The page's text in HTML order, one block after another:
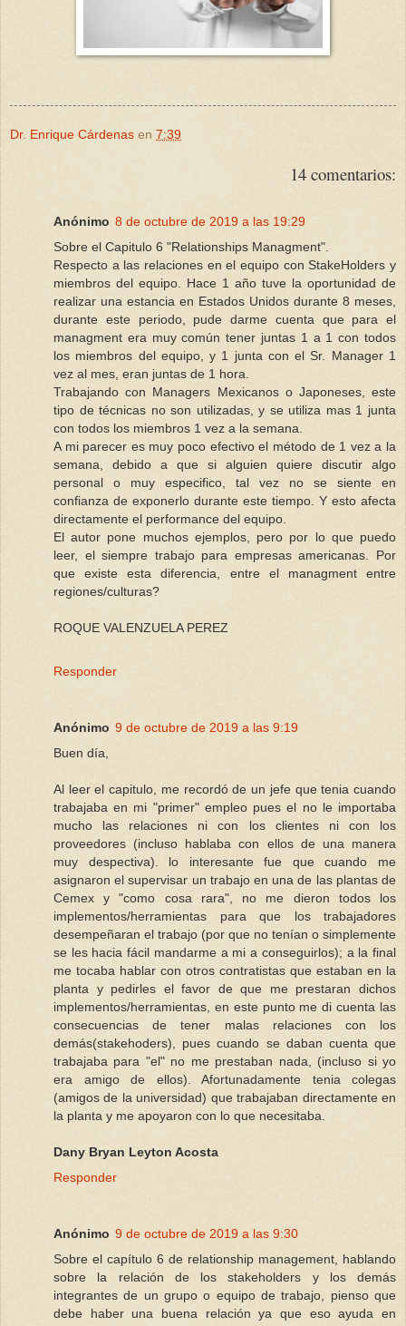
Dr. Enrique Cárdenas en 7:39
14 comentarios:
Anónimo 8 de octubre de 2019 a las 19:29
Sobre el Capitulo 6 "Relationships Managment".
Respecto a las relaciones en el equipo con StakeHolders y
miembros del equipo. Hace 1 año tuve la oportunidad de
realizar una estancia en Estados Unidos durante 8 meses,
durante este periodo, pude darme cuenta que para el
managment era muy común tener juntas 1 a 1 con todos
los miembros del equipo, y 1 junta con el Sr. Manager 1
vez al mes, eran juntas de 1 hora.
Trabajando con Managers Mexicanos o Japoneses, este
tipo de técnicas no son utilizadas, y se utiliza mas 1 junta
con todos los miembros 1 vez a la semana.
A mi parecer es muy poco efectivo el método de 1 vez a la
semana, debido a que si alguien quiere discutir algo
personal o muy especifico, tal vez no se siente en
confianza de exponerlo durante este tiempo. Y esto afecta
directamente el performance del equipo.
El autor pone muchos ejemplos, pero por lo que puedo
leer, el siempre trabajo para empresas americanas. Por
que existe esta diferencia, entre el managment entre
regiones/culturas?
ROQUE VALENZUELA PEREZ
Responder
Anónimo 9 de octubre de 2019 a las 9:19
Buen día,
Al leer el capitulo, me recordó de un jefe que tenia cuando
trabajaba en mi "primer" empleo pues el no le importaba
mucho las relaciones ni con los clientes ni con los
proveedores (incluso hablaba con ellos de una manera
muy despectiva). lo interesante fue que cuando me
asignaron el supervisar un trabajo en una de las plantas de
Cemex y "como cosa rara", no me dieron todos los
implementos/herramientas para que los trabajadores
desempeñaran el trabajo (por que no tenían o simplemente
se les hacia fácil mandarme a mi a conseguirlos); a la final
me tocaba hablar con otros contratistas que estaban en la
planta y pedirles el favor de que me prestaran dichos
implementos/herramientas, en este punto me di cuenta las
consecuencias de tener malas relaciones con los
demás(stakehoders), pues cuando se daban cuenta que
trabajaba para "el" no me prestaban nada, (incluso si yo
era amigo de ellos). Afortunadamente tenia colegas
(amigos de la universidad) que trabajaban directamente en
la planta y me apoyaron con lo que necesitaba.
Dany Bryan Leyton Acosta
Responder
Anónimo 9 de octubre de 2019 a las 9:30
Sobre el capítulo 6 de relationship management, hablando
sobre la relación de los stakeholders y los demás
integrantes de un grupo o equipo de trabajo, pienso que
debe haber una buena relación ya que eso ayuda en